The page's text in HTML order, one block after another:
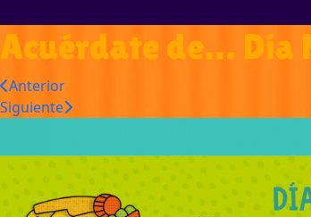
Acuérdate de… Día
Anterior
Siguiente